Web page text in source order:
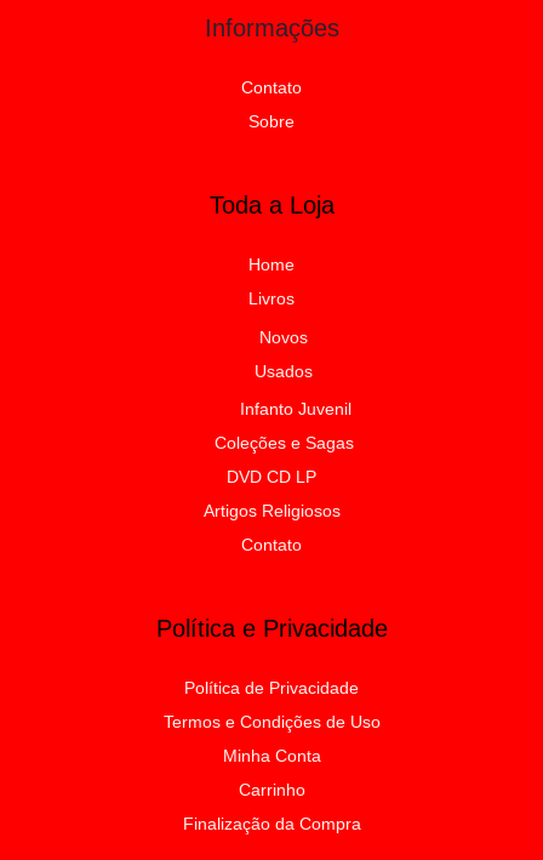
Informações
Contato
Sobre
Toda a Loja
Home
Livros
Novos
Usados
Infanto Juvenil
Coleções e Sagas
DVD CD LP
Artigos Religiosos
Contato
Política e Privacidade
Política de Privacidade
Termos e Condições de Uso
Minha Conta
Carrinho
Finalização da Compra